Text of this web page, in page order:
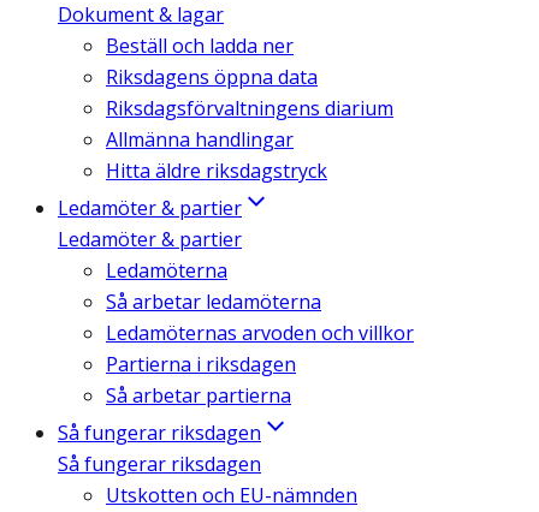
Dokument & lagar
Beställ och ladda ner
Riksdagens öppna data
Riksdagsförvaltningens diarium
Allmänna handlingar
Hitta äldre riksdagstryck
Ledamöter & partier
Ledamöter & partier
Ledamöterna
Så arbetar ledamöterna
Ledamöternas arvoden och villkor
Partierna i riksdagen
Så arbetar partierna
Så fungerar riksdagen
Så fungerar riksdagen
Utskotten och EU-nämnden